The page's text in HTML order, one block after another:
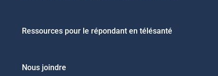
Ressources pour le répondant en télésanté
Nous joindre